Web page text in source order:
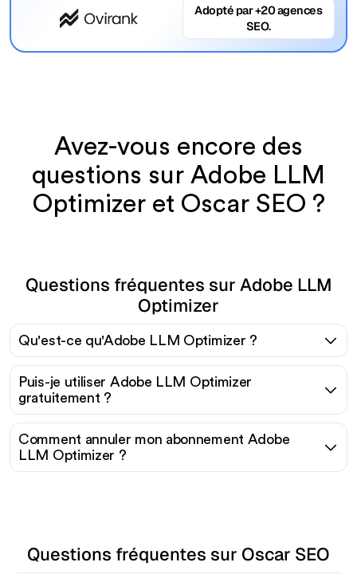
Adopté par +20 agences
SEO.
Avez-vous encore des
questions sur Adobe LLM
Optimizer et Oscar SEO ?
Questions fréquentes sur Adobe LLM
Optimizer
Qu'est-ce qu'Adobe LLM Optimizer ?
Puis-je utiliser Adobe LLM Optimizer
gratuitement ?
Comment annuler mon abonnement Adobe
LLM Optimizer ?
Questions fréquentes sur Oscar SEO